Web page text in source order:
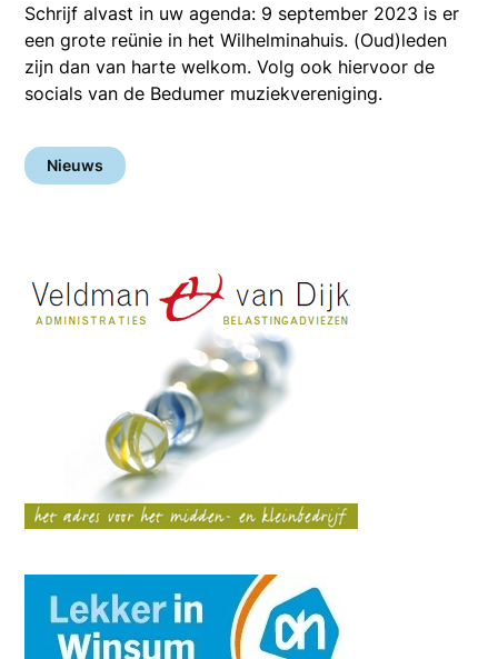
Schrijf alvast in uw agenda: 9 september 2023 is er
een grote reünie in het Wilhelminahuis. (Oud)leden
zijn dan van harte welkom. Volg ook hiervoor de
socials van de Bedumer muziekvereniging.
Nieuws